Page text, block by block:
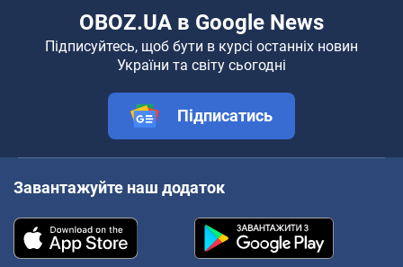
OBOZ.UA в Google News
Підписуйтесь, щоб бути в курсі останніх новин
України та світу сьогодні
Підписатись
Завантажуйте наш додаток